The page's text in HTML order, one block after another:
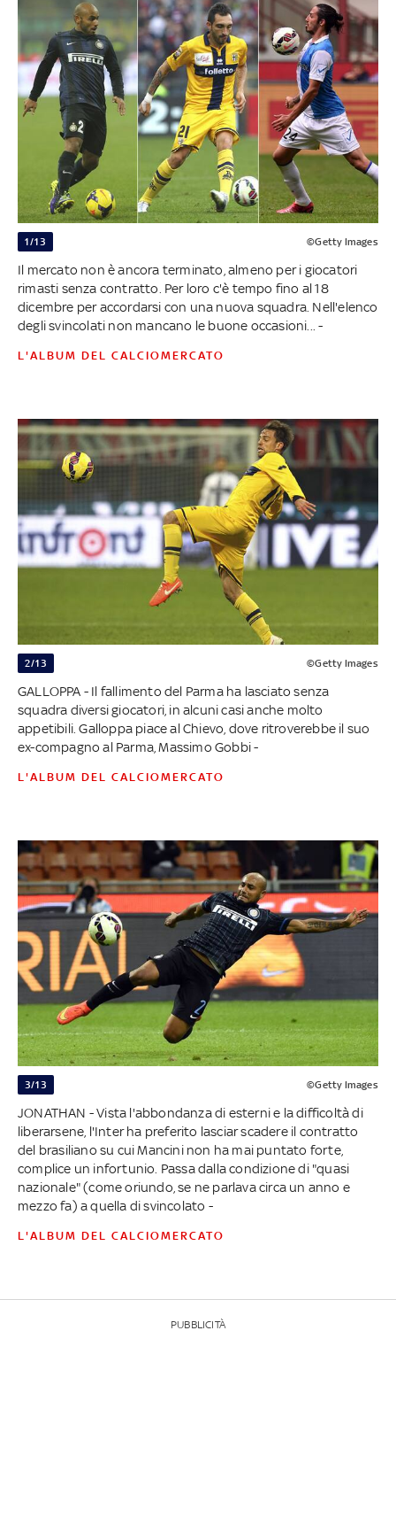
1/13 ©Getty Images
Il mercato non è ancora terminato, almeno per i giocatori
rimasti senza contratto. Per loro c'è tempo fino al 18
dicembre per accordarsi con una nuova squadra. Nell'elenco
degli svincolati non mancano le buone occasioni... -
L'ALBUM DEL CALCIOMERCATO
2/13 ©Getty Images
GALLOPPA - Il fallimento del Parma ha lasciato senza
squadra diversi giocatori, in alcuni casi anche molto
appetibili. Galloppa piace al Chievo, dove ritroverebbe il suo
ex-compagno al Parma, Massimo Gobbi -
L'ALBUM DEL CALCIOMERCATO
3/13 ©Getty Images
JONATHAN - Vista l'abbondanza di esterni e la difficoltà di
liberarsene, l'Inter ha preferito lasciar scadere il contratto
del brasiliano su cui Mancini non ha mai puntato forte,
complice un infortunio. Passa dalla condizione di "quasi
nazionale" (come oriundo, se ne parlava circa un anno e
mezzo fa) a quella di svincolato -
L'ALBUM DEL CALCIOMERCATO
PUBBLICITÀ